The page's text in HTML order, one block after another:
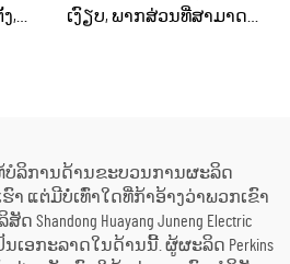
,
ເງົຽບ, ພາກສ່ວນທີ່ສາມາດນຳ
ບໍລິການດ້ານຂະບວນການຜະລິດ
າ ແຕ່ມີບໍ່ເທົ່າໃດທີ່ກ້າອ້າງວ່າພວກເຂົາ
Huayang Juneng Electric
ເປັນເອກະລາດໃນດ້ານນີ້. ຜູ້ຜະລິດ Perkins